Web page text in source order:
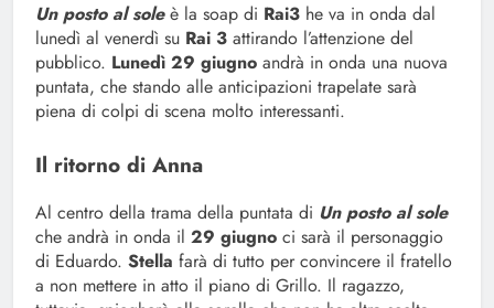
Un posto al soleè la soap di Rai3 he va in onda dal
lunedì al venerdì su Rai 3 attirando l’attenzione del
pubblico. Lunedì 29 giugno andrà in onda una nuova
puntata, che stando alle anticipazioni trapelate sarà
piena di colpi di scena molto interessanti.
Il ritorno di Anna
Al centro della trama della puntata di Un posto al sole
che andrà in onda il 29 giugno ci sarà il personaggio
di Eduardo. Stella farà di tutto per convincere il fratello
a non mettere in atto il piano di Grillo. Il ragazzo,